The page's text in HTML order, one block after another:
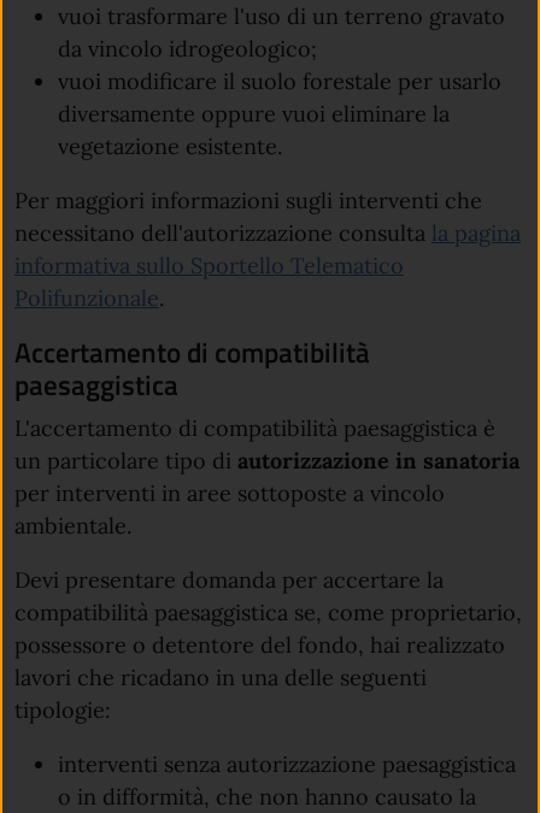
vuoi trasformare l'uso di un terreno gravato
da vincolo idrogeologico;
vuoi modificare il suolo forestale per usarlo
diversamente oppure vuoi eliminare la
vegetazione esistente.
Per maggiori informazioni sugli interventi che
necessitano dell'autorizzazione consulta la pagina
informativa sullo Sportello Telematico
Polifunzionale(apre in un'altra scheda).
.
Accertamento di compatibilità
paesaggistica
L'accertamento di compatibilità paesaggistica è
un particolare tipo di autorizzazione in sanatoria
per interventi in aree sottoposte a vincolo
ambientale.
Devi presentare domanda per accertare la
compatibilità paesaggistica se, come proprietario,
possessore o detentore del fondo, hai realizzato
lavori che ricadano in una delle seguenti
tipologie:
interventi senza autorizzazione paesaggistica
o in difformità, che non hanno causato la